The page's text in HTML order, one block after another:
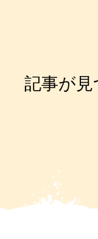
記事が見